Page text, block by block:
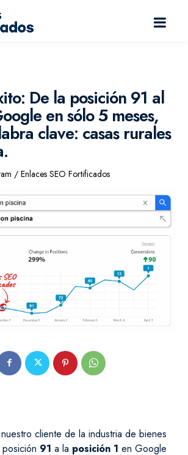
De la posición 91 al
en sólo 5 meses,
clave: casas rurales
/ Enlaces SEO Fortificados
cliente de la industria de bienes
91 a la posición 1 en Google